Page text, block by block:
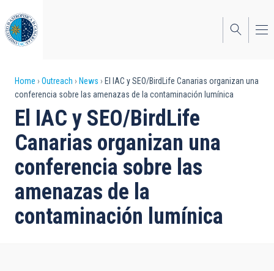
to
main
content
Breadcrumb
Home Outreach News
El IAC y SEO/BirdLife Canarias organizan una
conferencia sobre las amenazas de la contaminación lumínica
El IAC y SEO/BirdLife
Canarias organizan una
conferencia sobre las
amenazas de la
contaminación lumínica